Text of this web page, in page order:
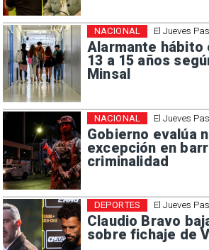
El Jueves
Alarmante hábito
13 a 15 años
Minsal
NACIONAL
El Jueves
Gobierno evalúa
excepción en
criminalidad
NACIONAL
El Jueves
Claudio Bravo
sobre fichaje de
DEPORTES